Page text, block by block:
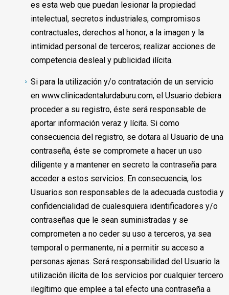
es esta web que puedan lesionar la propiedad
intelectual, secretos industriales, compromisos
contractuales, derechos al honor, a la imagen y la
intimidad personal de terceros; realizar acciones de
competencia desleal y publicidad ilícita.
Si para la utilización y/o contratación de un servicio
en www.clinicadentalurdaburu.com, el Usuario debiera
proceder a su registro, éste será responsable de
aportar información veraz y lícita. Si como
consecuencia del registro, se dotara al Usuario de una
contraseña, éste se compromete a hacer un uso
diligente y a mantener en secreto la contraseña para
acceder a estos servicios. En consecuencia, los
Usuarios son responsables de la adecuada custodia y
confidencialidad de cualesquiera identificadores y/o
contraseñas que le sean suministradas y se
comprometen a no ceder su uso a terceros, ya sea
temporal o permanente, ni a permitir su acceso a
personas ajenas. Será responsabilidad del Usuario la
utilización ilícita de los servicios por cualquier tercero
ilegítimo que emplee a tal efecto una contraseña a